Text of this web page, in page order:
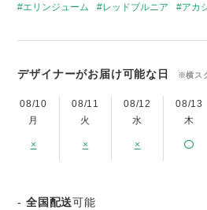
エリンジューム
レッドブルニア アカ
デザイナーがお届け可能な日 ※横ス
08/10
月
×
08/11
火
×
08/12
水
×
08/13
木
-全国配送可能